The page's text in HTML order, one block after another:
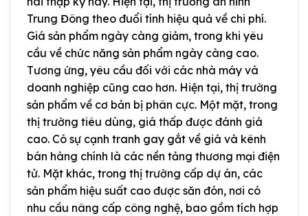
Trung Đông theo đuổi tính hiệu quả về chi phí.
Giá sản phẩm ngày càng giảm, trong khi yêu
cầu về chức năng sản phẩm ngày càng cao.
Tương ứng, yêu cầu đối với các nhà máy và
doanh nghiệp cũng cao hơn. Hiện tại, thị trường
sản phẩm về cơ bản bị phân cực. Một mặt, trong
thị trường tiêu dùng, giá thấp được đánh giá
cao. Có sự cạnh tranh gay gắt về giá và kênh
bán hàng chính là các nền tảng thương mại điện
tử. Mặt khác, trong thị trường cấp dự án, các
sản phẩm hiệu suất cao được săn đón, nơi có
nhu cầu nâng cấp công nghệ, bao gồm tích hợp